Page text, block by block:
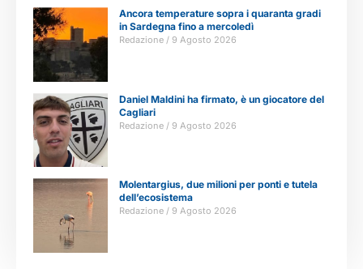
Ancora temperature sopra i quaranta gradi
in Sardegna fino a mercoledì
Redazione 9 Agosto 2026
Daniel Maldini ha firmato, è un giocatore del
Cagliari
Redazione 9 Agosto 2026
Molentargius, due milioni per ponti e tutela
dell’ecosistema
Redazione 9 Agosto 2026